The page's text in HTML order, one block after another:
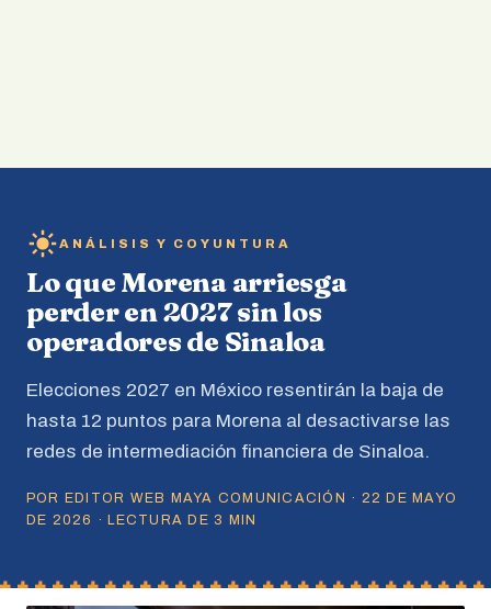
ANÁLISIS Y COYUNTURA
Lo que Morena arriesga
perder en 2027 sin los
operadores de Sinaloa
Elecciones 2027 en México resentirán la baja de
hasta 12 puntos para Morena al desactivarse las
redes de intermediación financiera de Sinaloa.
POR EDITOR WEB MAYA COMUNICACIÓN · 22 DE MAYO
DE 2026 · LECTURA DE 3 MIN